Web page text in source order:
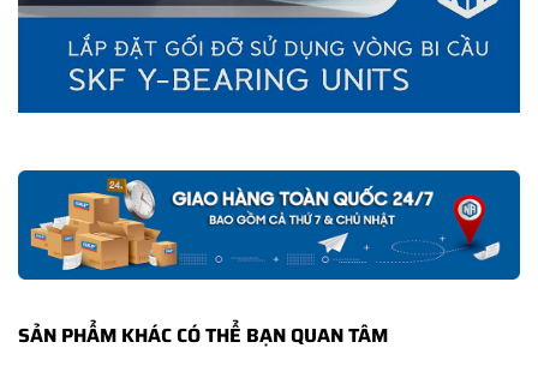
THÔNG TIN HỮU ÍCH
SẢN PHẨM KHÁC CÓ THỂ BẠN QUAN TÂM